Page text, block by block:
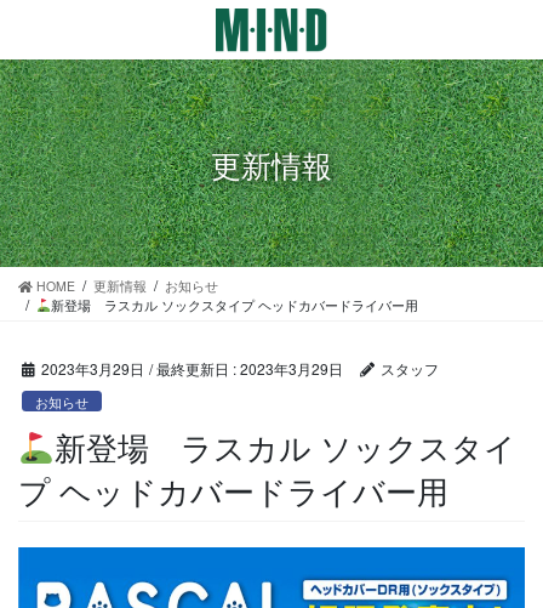
テ
ン
ツ
に
移
動
ゲ
ー
シ
ョ
ン
に
移
動
更新情報
HOME 更新情報
お知らせ
新登場 ラスカル ソックスタイプ ヘッドカバードライバー用
2023年3月29日 / 最終更新日 :2023年3月29日 スタッフ
お知らせ
新登場 ラスカル ソックスタイ
プ ヘッドカバードライバー用